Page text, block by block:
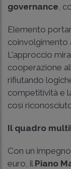
governance ,
Elemento
coinvolgimento
L'approccio
cooperazione
rifiutando
competitività e
così
Il quadro
Con un
euro, il Piano